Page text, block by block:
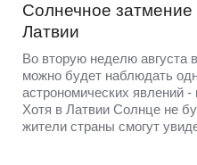
Солнечное затмение
Латвии
Во вторую неделю августа
можно будет наблюдать
астрономических явлений
Хотя в Латвии Солнце не
жители страны смогут